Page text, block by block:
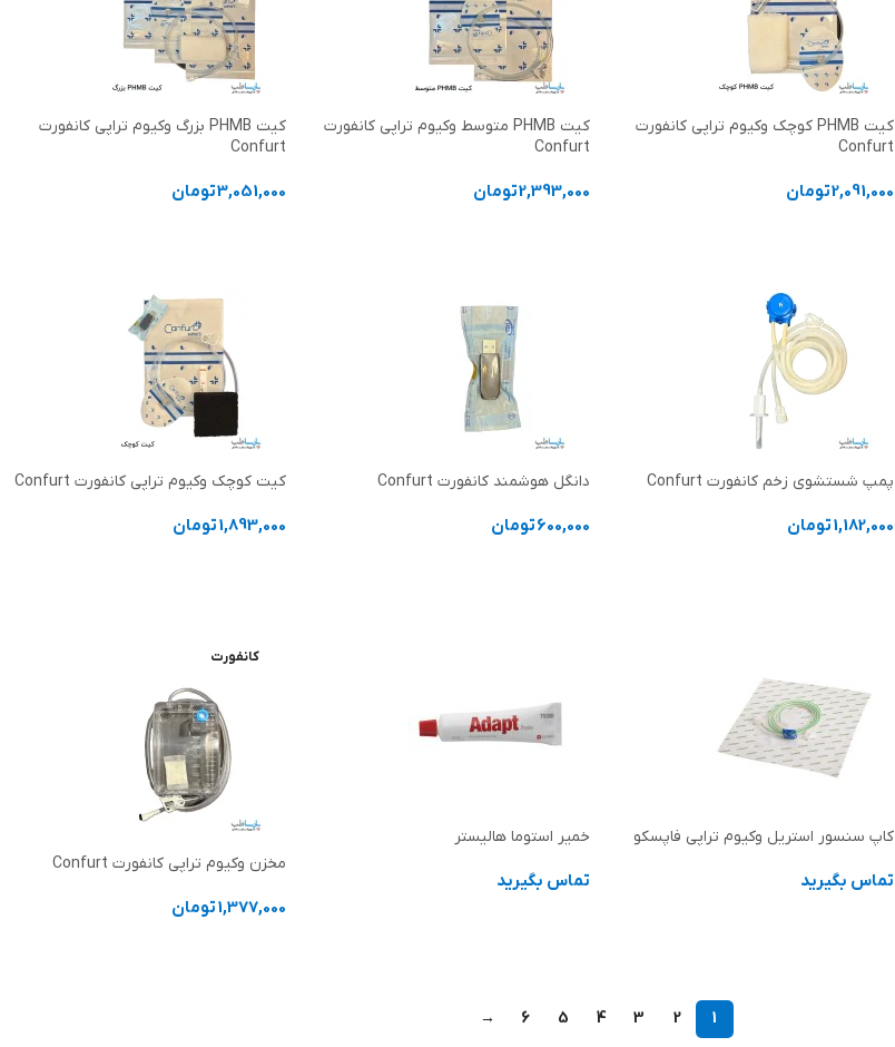
کیت PHMB کوچک وکیوم تراپی کانفورت
Confurt
2,091,000تومان
کیت PHMB متوسط وکیوم تراپی کانفورت
Confurt
2,393,000تومان
کیت PHMB بزرگ وکیوم تراپی کانفورت
Confurt
3,051,000تومان
پمپ شستشوی زخم کانفورت Confurt
1,182,000تومان
دانگل هوشمند کانفورت Confurt
600,000تومان
کیت کوچک وکیوم تراپی کانفورت Confurt
1,893,000تومان
کاپ سنسور استریل وکیوم تراپی فاپسکو
تماس بگیرید
خمیر استوما هالیستر
تماس بگیرید
کانفورت
مخزن وکیوم تراپی کانفورت Confurt
1,377,000تومان
1
2
3
4
5
6
→